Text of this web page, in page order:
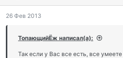
26 Фев 2013
ТопающийЁж написал(а):
Так если у Вас все есть, все